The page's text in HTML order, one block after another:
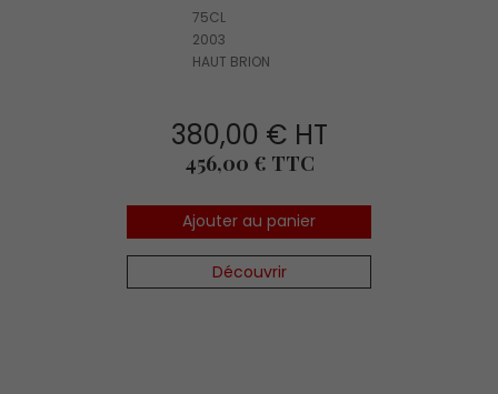
75CL
2003
HAUT BRION
380,00 € HT
Prix
456,00 € TTC
Ajouter au panier
Découvrir